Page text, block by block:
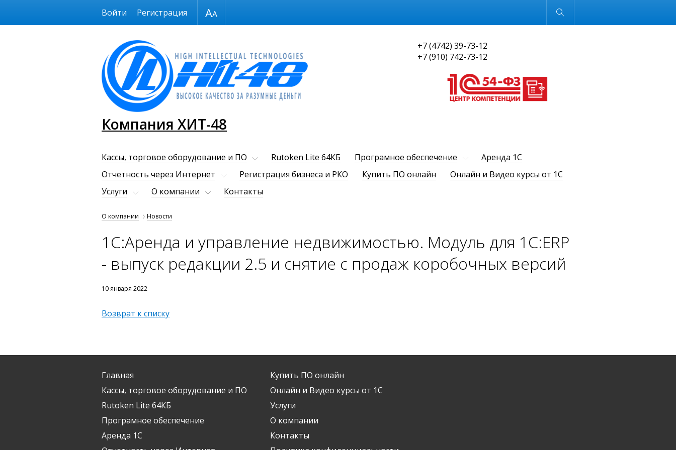
Размер шрифта Обычная версия
Компания ХИТ-48
+7 (4742) 39-73-12
+7 (910) 742-73-12
Войти Регистрация
Кассы, торговое оборудование и ПО Rutoken Lite 64КБ Програмное обеспечение
Аренда 1С
Отчетность через Интернет
Регистрация бизнеса и РКО Купить ПО онлайн
Онлайн и Видео курсы от 1С
Услуги
О компании Контакты
О компании Новости
1C:Аренда и управление недвижимостью. Модуль для 1С:ERP
- выпуск редакции 2.5 и снятие с продаж коробочных версий
10 января 2022
Возврат к списку
Главная
Кассы, торговое оборудование и ПО
Rutoken Lite 64КБ
Програмное обеспечение
Аренда 1С
Купить ПО онлайн
Онлайн и Видео курсы от 1С
Услуги
О компании
Контакты